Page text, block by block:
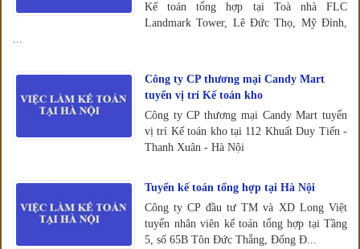
Kế toán tổng hợp tại Toà nhà FLC
Landmark Tower, Lê Đức Thọ, Mỹ Đình,
...
Công ty CP thương mại Candy Mart
tuyển vị trí Kế toán kho
Công ty CP thương mại Candy Mart tuyển
vị trí Kế toán kho tại 112 Khuất Duy Tiến -
Thanh Xuân - Hà Nội
Tuyển kế toán tổng hợp tại Hà Nội
Công ty CP đầu tư TM và XD Long Việt
tuyển nhân viên kế toán tổng hợp tại Tầng
5, số 65B Tôn Đức Thắng, Đống Đ...